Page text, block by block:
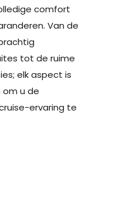
comfort
Van de
tot de ruime
elk aspect is
om u de
ervaring te